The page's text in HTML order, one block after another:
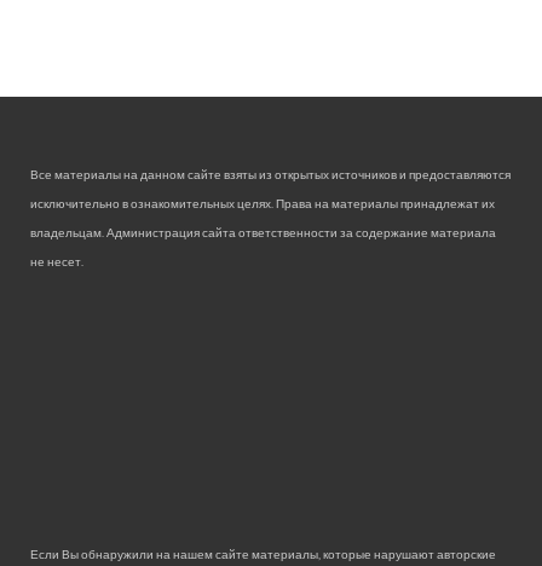
Все материалы на данном сайте взяты из открытых источников и предоставляются
исключительно в ознакомительных целях. Права на материалы принадлежат их
владельцам. Администрация сайта ответственности за содержание материала
не несет.
Если Вы обнаружили на нашем сайте материалы, которые нарушают авторские